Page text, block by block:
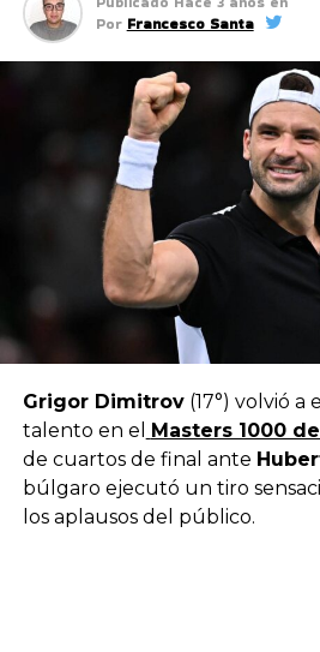
Por Francesco Santa
Grigor Dimitrov(17°) volvió a
talento en el Masters 1000
de cuartos de final ante
búlgaro ejecutó un tiro
los aplausos del público.